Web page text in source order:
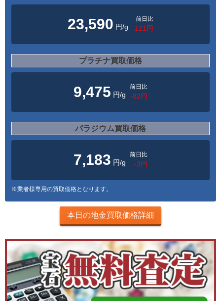
23,590 円/g
前日比
-121円
プラチナ買取価格
9,475 円/g
前日比
-82円
パラジウム買取価格
7,183 円/g
前日比
-3円
※業者様専用の買取価格となります。
本日の地金買取価格詳細